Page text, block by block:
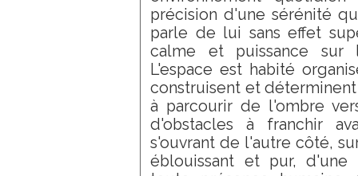
précision d'une sérénité
parle de lui sans effet
calme et puissance sur
L'espace est habité
construisent et
à parcourir de l'ombre
d'obstacles à franchir
s'ouvrant de l'autre côté,
éblouissant et pur,